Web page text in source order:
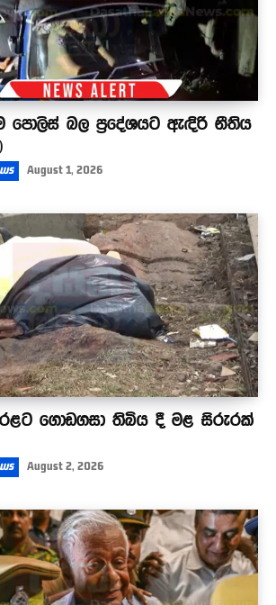
පොලිස් බල ප්‍රදේශයට ඇඳිරි නීතිය
August 1, 2026
ගොඩගසා තිබිය දී මළ සිරුරක්
August 2, 2026